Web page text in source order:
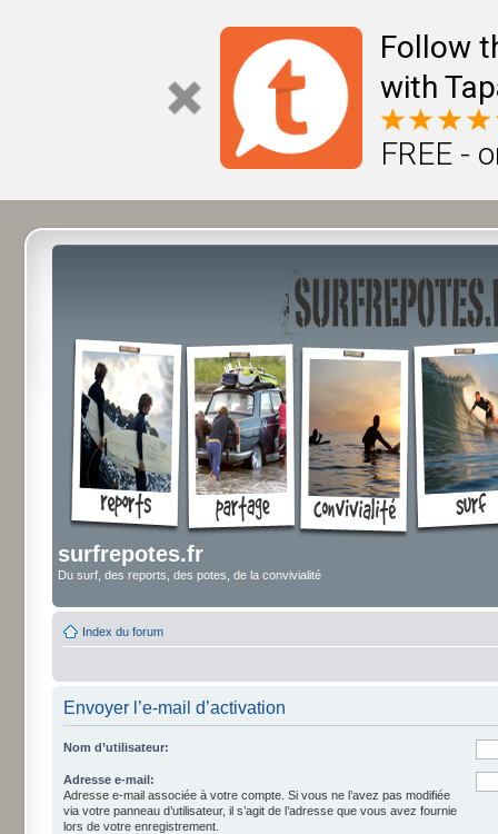
Follow
with
FREE -
surfrepotes.fr
Du surf, des reports, des potes, de la convivialité
Index du forum
Envoyer l’e-mail d’activation
Nom d’utilisateur:
Adresse e-mail:
Adresse e-mail associée à votre compte. Si vous ne l’avez pas modifiée
via votre panneau d’utilisateur, il s’agit de l’adresse que vous avez fournie
lors de votre enregistrement.